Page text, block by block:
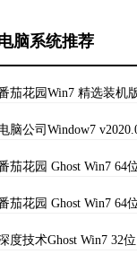
脑系统推荐
茄花园Win7 精选装机
脑公司Window7
茄花园 Ghost Win7 64
茄花园 Ghost Win7 64
度技术Ghost Win7 32